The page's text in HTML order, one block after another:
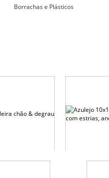
Borrachas e Plásticos